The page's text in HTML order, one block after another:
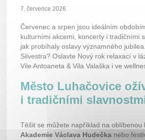
7. července 2026
Červenec a srpen jsou ideálním
kulturními akcemi, koncerty i tradičními
jak probíhaly oslavy významného
Silvestra? Oslavte Nový rok relaxací v
Vile Antoaneta & Vila Valaška i ve
Město Luhačovice
i tradičními
Těšit se můžete například na oblíbenou
Akademie Václava Hudečka nebo